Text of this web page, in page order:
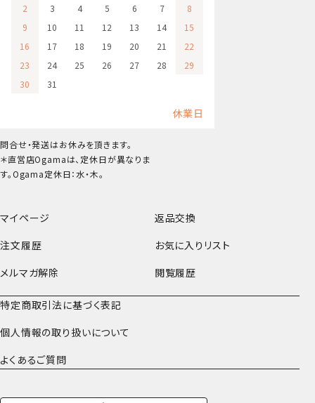
マイページ
返品交換
注文履歴
お気に入りリスト
メルマガ解除
閲覧履歴
特定商取引法に基づく表記
個人情報の取り扱いについて
よくあるご質問
2
3 4 5 6 7
8
9
10 11 12 13 14
15
16
17 18 19 20 21
22
23
24 25 26 27 28
29
30
31
休業日
問合せ・発送はお休みを頂きます。
＊直営店Ogamaは、定休日が異なりま
す。Ogama定休日：水・木。